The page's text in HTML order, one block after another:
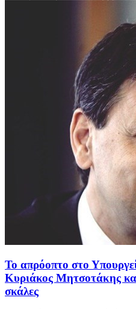
Το απρόοπτο στο
Κυριάκος Μητσοτάκης
σκάλες